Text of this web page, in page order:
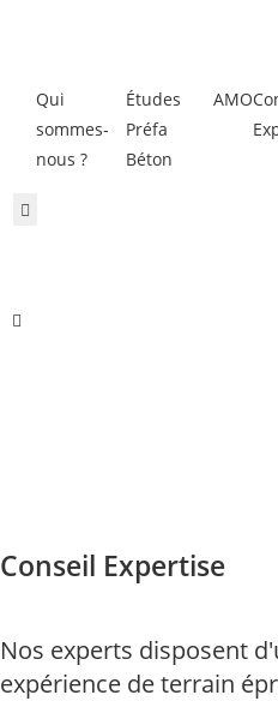
Qui
sommes-
nous ?​
Études
Préfa
Béton
AMO
Hamburger Toggle Menu
Conseil Expertise
Nos experts disposent
expérience de terrain